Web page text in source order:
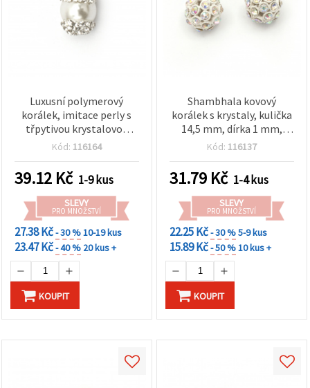
Luxusní polymerový
korálek, imitace perly s
třpytivou krystalovou
čepičkou, 13,5 x 10 mm,
Kód: 116164
39.12 Kč 1-9 kus
SLEVY
PRO MNOŽSTVÍ
27.38 Kč- 30 %10-19 kus
23.47 Kč- 40 % 20 kus +
KOUPIT
Shambhala kovový
korálek s krystaly, kulička
14,5 mm, dírka 1 mm,
duhově bílá
Kód: 116137
31.79 Kč 1-4 kus
SLEVY
PRO MNOŽSTVÍ
22.25 Kč- 30 %5-9 kus
15.89 Kč- 50 %10 kus +
KOUPIT